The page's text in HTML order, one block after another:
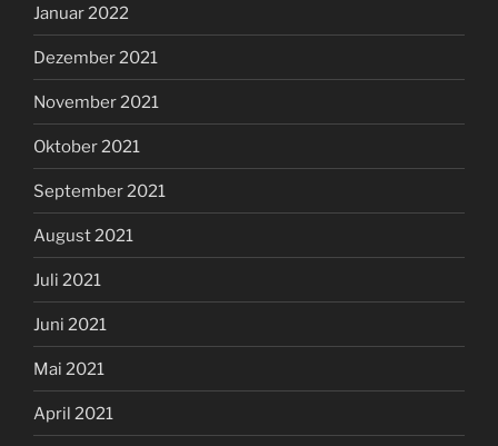
Januar 2022
Dezember 2021
November 2021
Oktober 2021
September 2021
August 2021
Juli 2021
Juni 2021
Mai 2021
April 2021